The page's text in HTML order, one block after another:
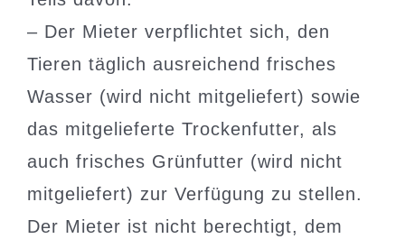
– Der Mieter verpflichtet sich, den
Tieren täglich ausreichend frisches
Wasser (wird nicht mitgeliefert) sowie
das mitgelieferte Trockenfutter, als
auch frisches Grünfutter (wird nicht
mitgeliefert) zur Verfügung zu stellen.
Der Mieter ist nicht berechtigt, dem